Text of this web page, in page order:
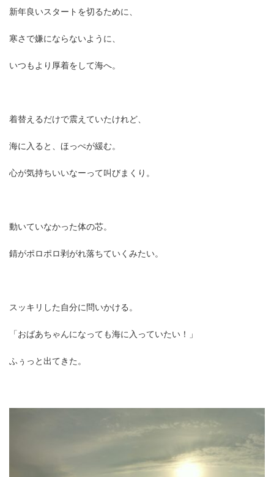
新年良いスタートを切るために、
寒さで嫌にならないように、
いつもより厚着をして海へ。
着替えるだけで震えていたけれど、
海に入ると、ほっぺが緩む。
心が気持ちいいなーって叫びまくり。
動いていなかった体の芯。
錆がポロポロ剥がれ落ちていくみたい。
スッキリした自分に問いかける。
「おばあちゃんになっても海に入っていたい！」
ふぅっと出てきた。